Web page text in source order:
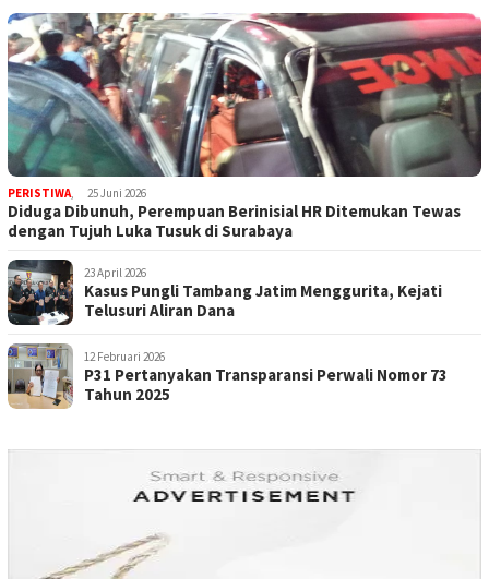
PERISTIWA 25 Juni 2026
Diduga Dibunuh, Perempuan Berinisial HR Ditemukan Tewas
dengan Tujuh Luka Tusuk di Surabaya
23 April 2026
Kasus Pungli Tambang Jatim Menggurita, Kejati
Telusuri Aliran Dana
12 Februari 2026
P31 Pertanyakan Transparansi Perwali Nomor 73
Tahun 2025